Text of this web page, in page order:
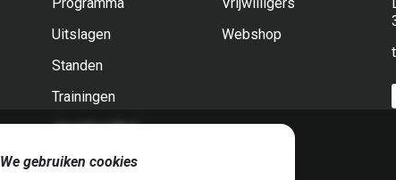
Uitslagen
Standen
Trainingen
Jeugdvoetbal
Webshop
We gebruiken cookies